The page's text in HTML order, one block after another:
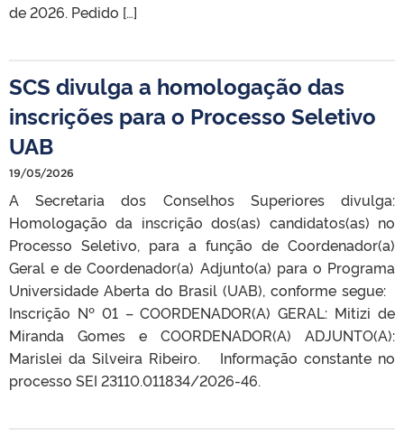
de 2026. Pedido […]
SCS divulga a homologação das
inscrições para o Processo Seletivo
UAB
19/05/2026
A Secretaria dos Conselhos Superiores divulga:
Homologação da inscrição dos(as) candidatos(as) no
Processo Seletivo, para a função de Coordenador(a)
Geral e de Coordenador(a) Adjunto(a) para o Programa
Universidade Aberta do Brasil (UAB), conforme segue:
Inscrição Nº 01 – COORDENADOR(A) GERAL: Mitizi de
Miranda Gomes e COORDENADOR(A) ADJUNTO(A):
Marislei da Silveira Ribeiro. Informação constante no
processo SEI 23110.011834/2026-46.